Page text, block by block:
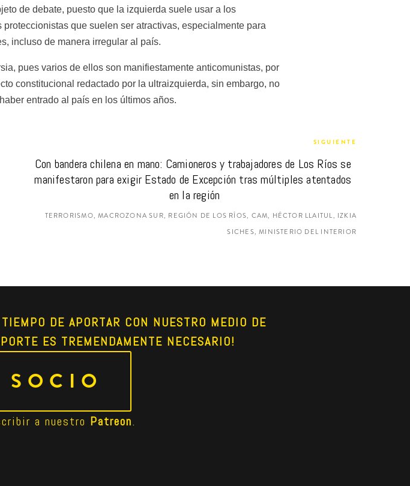
de debate, puesto que la izquierda suele usar a los
que suelen ser atractivas, especialmente para
incluso de manera irregular al país.
pues varios de ellos son manifiestamente anticomunistas, por
constitucional redactado por la ultraizquierda, sin embargo, no
entrado al país en los últimos años.
SIGUIENTE
Con bandera chilena en mano: Camioneros y trabajadores de Los Ríos se
manifestaron para exigir Estado de Excepción tras múltiples atentados
en la región
TERRORISMO, MACROZONA SUR, REGIÓN DE LOS RÍOS, CAM, HÉCTOR LLAITUL, IZKIA
SICHES, MINISTERIO DEL INTERIOR
DE APORTAR CON NUESTRO MEDIO DE
ES TREMENDAMENTE NECESARIO!
SOCIO
a nuestro Patreon.